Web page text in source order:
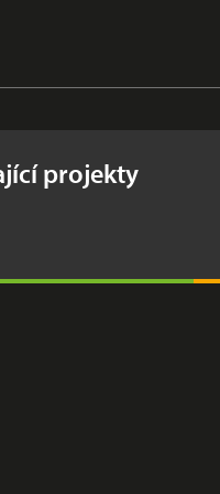
projekty